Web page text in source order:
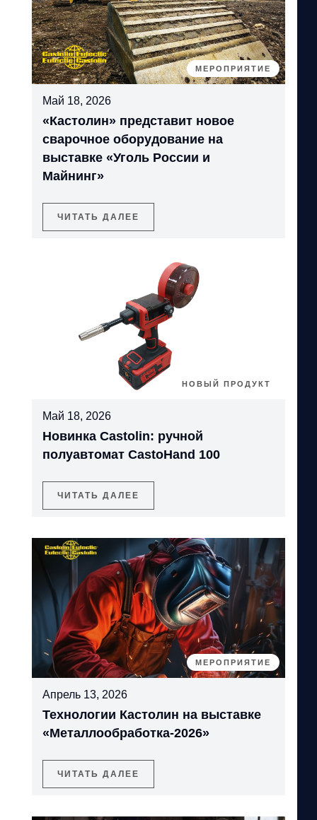
МЕРОПРИЯТИЕ
Май 18, 2026
«Кастолин» представит новое
сварочное оборудование на
выставке «Уголь России и
Майнинг»
ЧИТАТЬ ДАЛЕЕ
НОВЫЙ ПРОДУКТ
Май 18, 2026
Новинка Castolin: ручной
полуавтомат CastoHand 100
ЧИТАТЬ ДАЛЕЕ
МЕРОПРИЯТИЕ
Апрель 13, 2026
Технологии Кастолин на выставке
«Металлообработка-2026»
ЧИТАТЬ ДАЛЕЕ